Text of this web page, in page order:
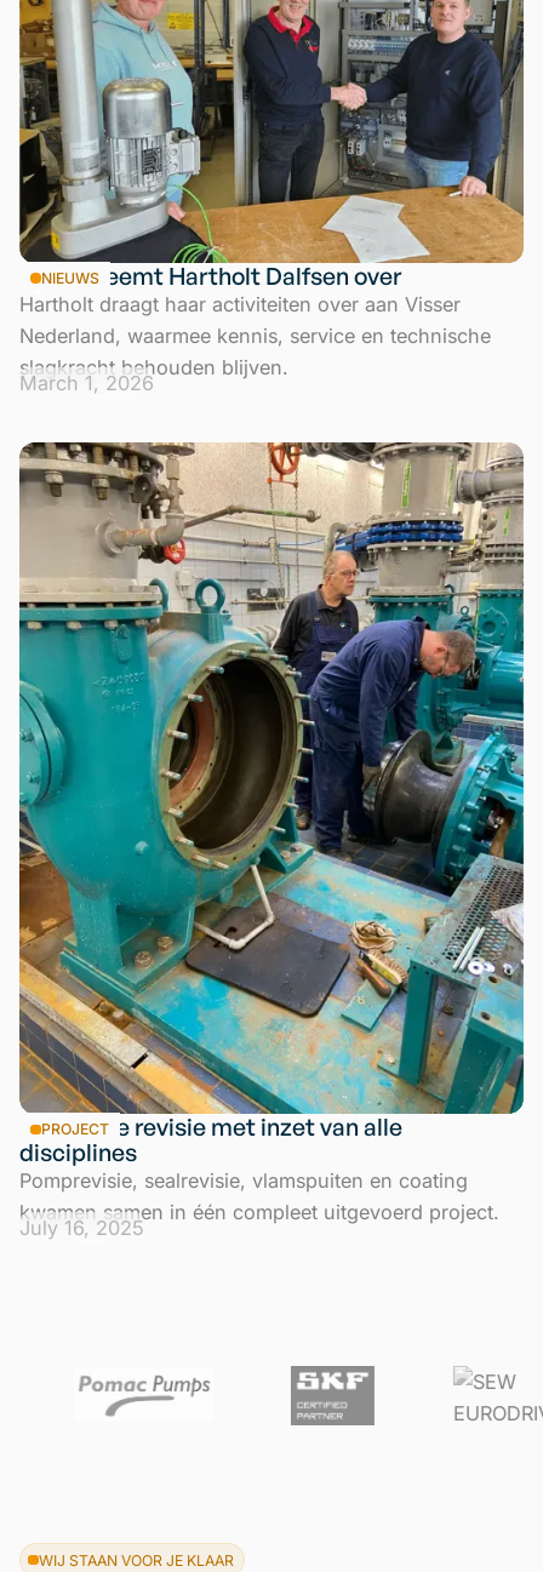
NIEUWS
Visser neemt Hartholt Dalfsen over
Hartholt draagt haar activiteiten over aan Visser
Nederland, waarmee kennis, service en technische
slagkracht behouden blijven.
March 1, 2026
PROJECT
Complete revisie met inzet van alle
disciplines
Pomprevisie, sealrevisie, vlamspuiten en coating
kwamen samen in één compleet uitgevoerd project.
July 16, 2025
WIJ STAAN VOOR JE KLAAR